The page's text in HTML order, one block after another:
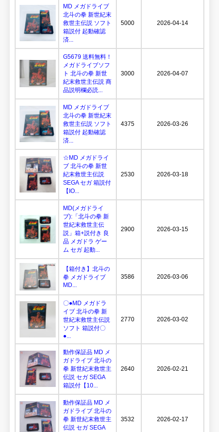
MD メガドライブ
北斗の拳 新世紀末
救世主伝説 ソフト
箱説付 起動確認
済...
5000 2026-04-14
G5679 送料無料！
メガドライブソフ
ト 北斗の拳 新世
紀末救世主伝説 商
品説明欄必読...
3000 2026-04-07
MD メガドライブ
北斗の拳 新世紀末
救世主伝説 ソフト
箱説付 起動確認
済...
4375 2026-03-26
☆MD メガドライ
ブ 北斗の拳 新世
紀末救世主伝説
SEGA セガ 箱説付
【IO...
2530 2026-03-18
MD(メガドライ
ブ):「北斗の拳 新
世紀末救世主伝
説」箱+説付き 良
品 メガドラ ゲー
ム セガ 起動...
2900 2026-03-15
【箱付き】北斗の
拳 メガドライブ
MD...
3586 2026-03-06
〇●MD メガドラ
イブ 北斗の拳 新
世紀末救世主伝説
ソフト 箱説付〇
●...
2770 2026-03-02
動作保証品 MD メ
ガドライブ 北斗の
拳 新世紀末救世主
伝説 セガ SEGA
箱説付【10...
2640 2026-02-21
動作保証品 MD メ
ガドライブ 北斗の
拳 新世紀末救世主
伝説 セガ SEGA
3532 2026-02-17